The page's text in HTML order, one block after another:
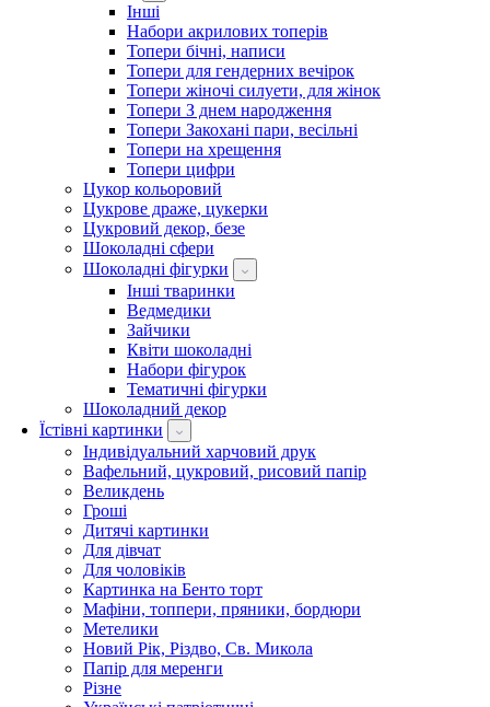
Інші
Набори акрилових топерів
Топери бічні, написи
Топери для гендерних вечірок
Топери жіночі силуети, для жінок
Топери З днем ​​народження
Топери Закохані пари, весільні
Топери на хрещення
Топери цифри
Цукор кольоровий
Цукрове драже, цукерки
Цукровий декор, безе
Шоколадні сфери
Шоколадні фігурки
Інші тваринки
Ведмедики
Зайчики
Квіти шоколадні
Набори фігурок
Тематичні фігурки
Шоколадний декор
Їстівні картинки
Індивідуальний харчовий друк
Вафельний, цукровий, рисовий папір
Великдень
Гроші
Дитячі картинки
Для дівчат
Для чоловіків
Картинка на Бенто торт
Мафіни, топпери, пряники, бордюри
Метелики
Новий Рік, Різдво, Св. Микола
Папір для меренги
Різне